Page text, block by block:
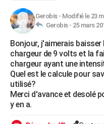
AUTO
Essais
Réserver un essai
Citadines
Berlines
SUV
Forum auto
+HIGH-TECH
Mobiles
Meilleur smartphone
Internet
Ordinateurs
Jeux vidéo
Guide high-tech
+BRICOLAGE
Forum
Aménagement intérieur
Extérieur
Cuisine
Salle de bains
Jardinage
Rangement
WEEK-END
Guides de France
Escapades
Patrimoine
Expositions
Musées
Week-end nature
+LIFESTYLE
Art de vivre
Bien-être
Loisirs
Mode
Modes de vie
Gerobis- Modifié le 23
Gerobis - 25 mars
Bonjour, j'aimerais
chargeur de 9 volts et la
chargeur ayant une
Quel est le calcule pour
utilisé?
Merci d'avance et desolé
y en a.